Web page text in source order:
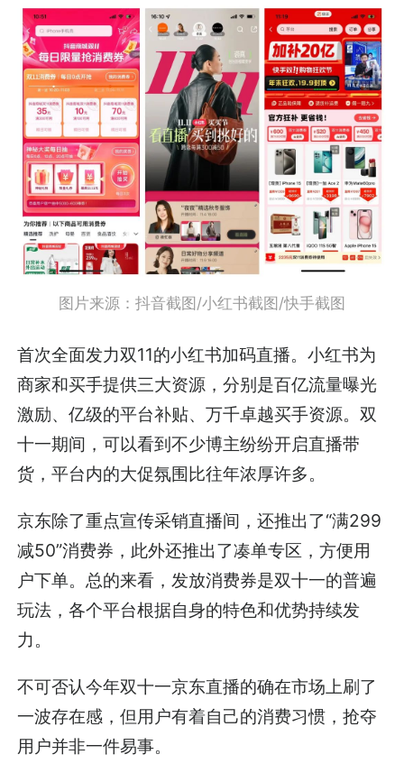
图片来源：抖音截图/小红书截图/快手截图
首次全面发力双11的小红书加码直播。小红书为
商家和买手提供三大资源，分别是百亿流量曝光
激励、亿级的平台补贴、万千卓越买手资源。双
十一期间，可以看到不少博主纷纷开启直播带
货，平台内的大促氛围比往年浓厚许多。
京东除了重点宣传采销直播间，还推出了“满299
减50”消费券，此外还推出了凑单专区，方便用
户下单。总的来看，发放消费券是双十一的普遍
玩法，各个平台根据自身的特色和优势持续发
力。
不可否认今年双十一京东直播的确在市场上刷了
一波存在感，但用户有着自己的消费习惯，抢夺
用户并非一件易事。